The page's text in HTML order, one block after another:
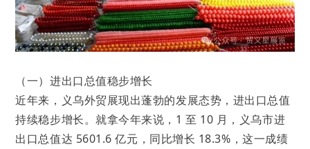
（一）进出口总值稳步增长
近年来，义乌外贸展现出蓬勃的发展态势，进出口总值
持续稳步增长。就拿今年来说，1 至 10 月，义乌市进
出口总值达 5601.6 亿元，同比增长 18.3%，这一成绩